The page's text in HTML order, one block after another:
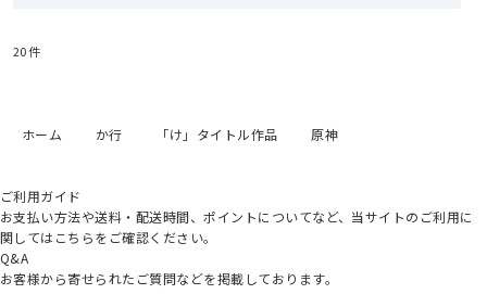
20件
ホーム か行 「け」タイトル作品 原神
ご利用ガイド
お支払い方法や送料・配送時間、ポイントについてなど、当サイトのご利用に
関してはこちらをご確認ください。
Q&A
お客様から寄せられたご質問などを掲載しております。